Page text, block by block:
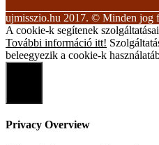
ujmisszio.hu 2017. © Minden jog
A cookie-k segítenek
További információ itt!
beleegyezik a cookie-k
Privacy Overview